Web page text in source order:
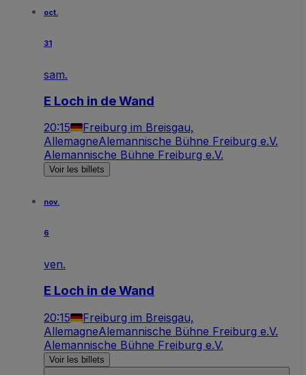
oct.
31
sam.
E Loch in de Wand
20:15
Freiburg im Breisgau,
AllemagneAlemannische Bühne Freiburg e.V.
Alemannische Bühne Freiburg e.V.
Voir les billets
nov.
6
ven.
E Loch in de Wand
20:15
Freiburg im Breisgau,
AllemagneAlemannische Bühne Freiburg e.V.
Alemannische Bühne Freiburg e.V.
Voir les billets